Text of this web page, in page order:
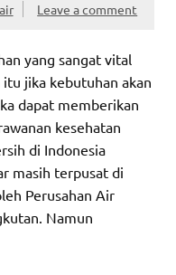
Leave a comment
yang sangat vital
jika kebutuhan akan
dapat memberikan
kesehatan
di Indonesia
masih terpusat di
Perusahan Air
Namun